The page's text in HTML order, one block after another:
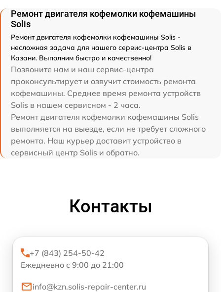
Ремонт двигателя кофемолки кофемашины
Solis
Ремонт двигателя кофемолки кофемашины Solis -
несложная задача для нашего сервис-центра Solis в
Казани. Выполним быстро и качественно!
Позвоните нам и наш сервис-центра
проконсультирует и озвучит стоимость ремонта
кофемашины. Среднее время ремонта устройств
Solis в нашем сервисном - 2 часа.
Ремонт двигателя кофемолки кофемашины Solis
выполняется на выезде, если не требует сложного
ремонта. Наш курьер доставит устройство в
сервисный центр Solis и обратно.
Контакты
+7 (843) 254-50-42
Ежедневно с 9:00 до 21:00
info@kzn.solis-repair-center.ru